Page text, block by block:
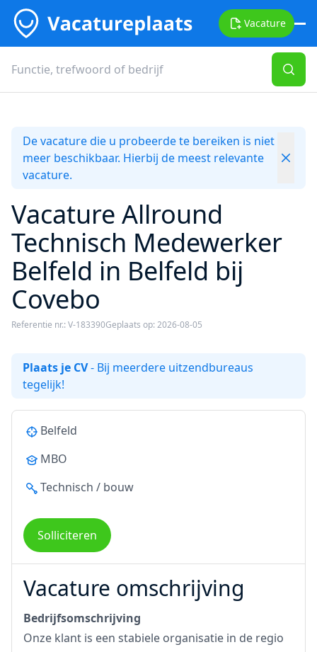
Vacature
De vacature die u probeerde te bereiken is niet
meer beschikbaar. Hierbij de meest relevante
vacature.
Vacature Allround
Technisch Medewerker
Belfeld in Belfeld bij
Covebo
Referentie nr.: V-183390Geplaats op: 2026-08-05
Plaats je CV- Bij meerdere uitzendbureaus
tegelijk!
Belfeld
MBO
Technisch / bouw
Solliciteren
Vacature omschrijving
Bedrijfsomschrijving
Onze klant is een stabiele organisatie in de regio